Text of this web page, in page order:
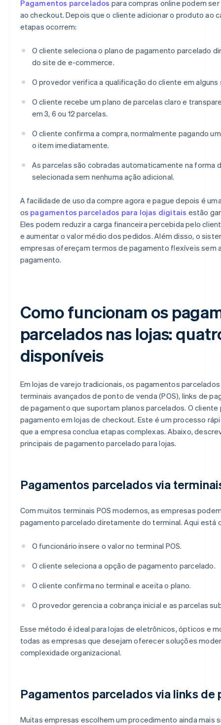
Pagamentos parcelados para compras online podem
ao checkout. Depois que o cliente adicionar o produto ao
etapas ocorrem:
O cliente seleciona o plano de pagamento parcelado
do site de e-commerce.
O provedor verifica a qualificação do cliente em alguns
O cliente recebe um plano de parcelas claro e
em 3, 6 ou 12 parcelas.
O cliente confirma a compra, normalmente pagando
o item imediatamente.
As parcelas são cobradas automaticamente na forma
selecionada sem nenhuma ação adicional.
A facilidade de uso da compre agora e pague depois é
os pagamentos parcelados para lojas digitais estão
Eles podem reduzir a carga financeira percebida pelo
e aumentar o valor médio dos pedidos. Além disso, o
empresas ofereçam termos de pagamento flexíveis sem
pagamento.
Como funcionam os
parcelados nas lojas:
disponíveis
Em lojas de varejo tradicionais, os pagamentos
terminais avançados de ponto de venda (POS), links de
de pagamento que suportam planos parcelados. O
pagamento em lojas de checkout. Este é um processo
que a empresa conclua etapas complexas. Abaixo,
principais de pagamento parcelado para lojas.
Pagamentos parcelados via
Com muitos terminais POS modernos, as empresas
pagamento parcelado diretamente do terminal. Aqui está
O funcionário insere o valor no terminal POS.
O cliente seleciona a opção de pagamento parcelado.
O cliente confirma no terminal e aceita o plano.
O provedor gerencia a cobrança inicial e as parcelas
Esse método é ideal para lojas de eletrônicos, ópticos e
todas as empresas que desejam oferecer soluções
complexidade organizacional.
Pagamentos parcelados via links de
Muitas empresas escolhem um procedimento ainda mais